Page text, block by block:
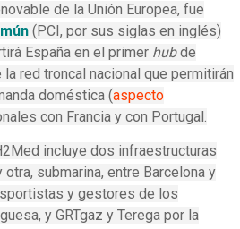
de la Unión Europea, fue
(PCI, por sus siglas en inglés)
España en el primer hubde
red troncal nacional que permitirán
doméstica (aspecto
con Francia y con Portugal.
incluye dos infraestructuras
submarina, entre Barcelona y
y gestores de los
y GRTgaz y Terega por la